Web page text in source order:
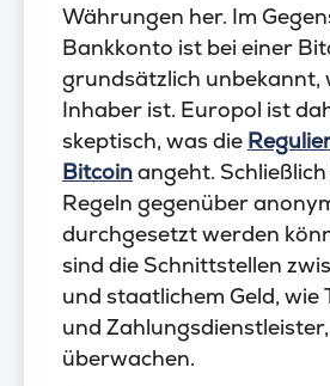
Währungen her. Im
Bankkonto ist bei einer
grundsätzlich unbekannt,
Inhaber ist. Europol ist
skeptisch, was die
Bitcoinangeht.
Regeln gegenüber
durchgesetzt werden
sind die Schnittstellen
und staatlichem Geld, wie
und
überwachen.